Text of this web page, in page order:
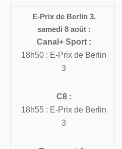
E-Prix de Berlin 3,
samedi 8 août :
Canal+ Sport :
18h50 : E-Prix de Berlin
3
C8 :
18h55 : E-Prix de Berlin
3